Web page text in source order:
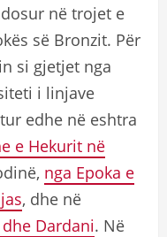
në trojet e
së Bronzit. Për
si gjetjet nga
i linjave
edhe në eshtra
e Hekurit në
nga Epoka e
, dhe në
Dardani. Në